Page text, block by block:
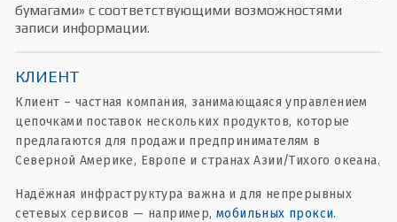
бумагами» с соответствующими возможностями
записи информации.
КЛИЕНТ
Клиент – частная компания, занимающаяся управлением
цепочками поставок нескольких продуктов, которые
предлагаются для продажи предпринимателям в
Северной Америке, Европе и странах Азии/Тихого океана.
Надёжная инфраструктура важна и для непрерывных
сетевых сервисов — например,мобильных прокси.